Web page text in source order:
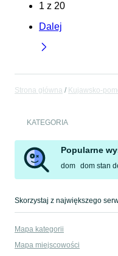
1 z 20
Dalej
Strona główna Kujawsko-
KATEGORIA
Popularne
dom dom stan
Mapa kategorii
Mapa miejscowości